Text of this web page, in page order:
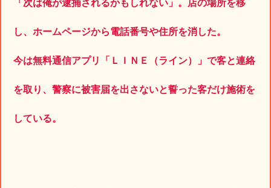
「次は俺が逮捕されるかもしれない」。店の場所を移
し、ホームページから電話番号や住所を消した。
今は無料通信アプリ「ＬＩＮＥ（ライン）」で客と連絡
を取り、警察に被害届を出さないと誓った客だけ施術を
している。